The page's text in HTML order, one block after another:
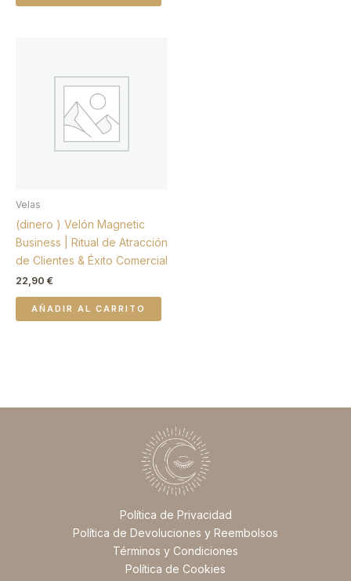
Velas
(dinero ) Velón Magnetic
Business | Ritual de Atracción
de Clientes & Éxito Comercial
22,90 €
AÑADIR AL CARRITO
Política de Privacidad
Política de Devoluciones y Reembolsos
Términos y Condiciones
Política de Cookies